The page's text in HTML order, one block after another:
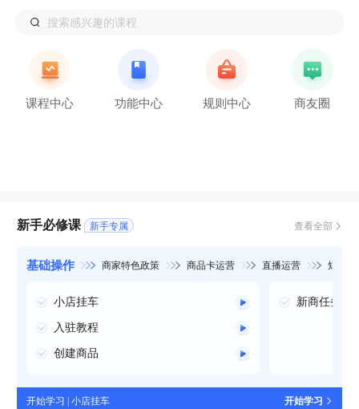
搜索感兴趣的课程
课程中心 功能中心 规则中心 商友圈
新手必修课 新手专属 查看全部
基础操作 商家特色政策 商品卡运营 直播运营 短视频
小店挂车
入驻教程
创建商品
新商任务阵
开始学习 | 小店挂车 开始学习